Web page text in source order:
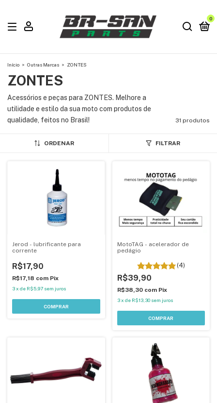
0
Início > Outras Marcas > ZONTES
ZONTES
Acessórios e peças para ZONTES. Melhore a
utilidade e estilo da sua moto com produtos de
qualidade, feitos no Brasil!
31 produtos
ORDENAR FILTRAR
Jerod - lubrificante para
corrente
R$17,90
R$17,18 com Pix
3x de R$5,97 sem juros
MotoTAG - acelerador de
pedágio
(4)
R$39,90
R$38,30 com Pix
3 x de R$13,30 sem juros